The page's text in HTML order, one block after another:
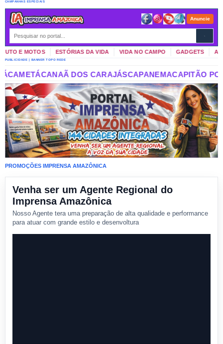
CAMPANHAS ESPECIAIS
Anuncie
ESTÓRIAS DA VIDA VIDA NO CAMPO GADGETS AMAZÔNIA
PUBLICIDADE | BANNER TOPO REDE
CAPANEMACAPITÃO POÇOCASTANHALCHAVES
PROMOÇÕES IMPRENSA AMAZÔNICA
Venha ser um Agente Regional do
Imprensa Amazônica
Nosso Agente tera uma preparação de alta qualidade e performance
para atuar com grande estilo e desenvoltura